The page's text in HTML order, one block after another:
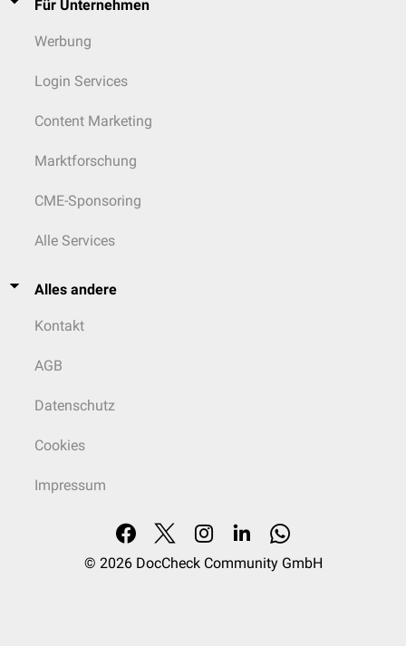
Für Unternehmen
Werbung
Login Services
Content Marketing
Marktforschung
CME-Sponsoring
Alle Services
Alles andere
Kontakt
AGB
Datenschutz
Cookies
Impressum
© 2026 DocCheck Community GmbH